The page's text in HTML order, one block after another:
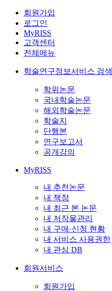
회원가입
로그인
MyRISS
고객센터
전체메뉴
학술연구정보서비스 검색
학위논문
국내학술논문
해외학술논문
학술지
단행본
연구보고서
공개강의
MyRISS
내 추천논문
내 책장
내 최근 본 논문
내 저작물관리
내 구매·신청 현황
내 서비스 사용권한
내 관심 DB
회원서비스
회원가입